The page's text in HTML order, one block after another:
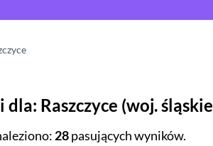
dla: Raszczyce (woj.śląskie
: 28pasujących wyników.